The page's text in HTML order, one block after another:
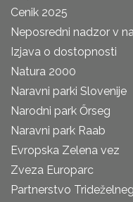
Cenik 2025
Neposredni nadzor v
Izjava o dostopnosti
Natura 2000
Naravni parki Slovenije
Narodni park Őrseg
Naravni park Raab
Evropska Zelena vez
Zveza Europarc
Partnerstvo